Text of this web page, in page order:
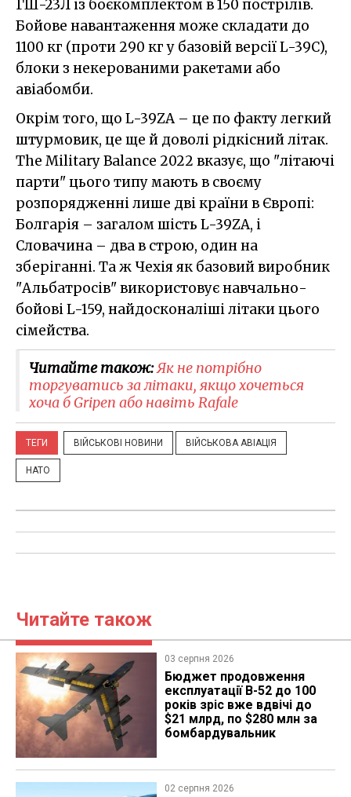
ГШ-23Л із боєкомплектом в 150 пострілів.
Бойове навантаження може складати до
1100 кг (проти 290 кг у базовій версії L-39C),
блоки з некерованими ракетами або
авіабомби.
Окрім того, що L-39ZA – це по факту легкий
штурмовик, це ще й доволі рідкісний літак.
The Military Balance 2022 вказує, що "літаючі
парти" цього типу мають в своєму
розпорядженні лише дві країни в Європі:
Болгарія – загалом шість L-39ZA, і
Словачина – два в строю, один на
зберіганні. Та ж Чехія як базовий виробник
"Альбатросів" використовує навчально-
бойові L-159, найдосконаліші літаки цього
сімейства.
Читайте також:Як не потрібно
торгуватись за літаки, якщо хочеться
хоча б Gripen або навіть Rafale
ТЕГИ ВІЙСЬКОВІ НОВИНИ ВІЙСЬКОВА АВІАЦІЯ
НАТО
Читайте також
03 серпня 2026
Бюджет продовження
експлуатації B-52 до 100
років зріс вже вдвічі до
$21 млрд, по $280 млн за
бомбардувальник
02 серпня 2026